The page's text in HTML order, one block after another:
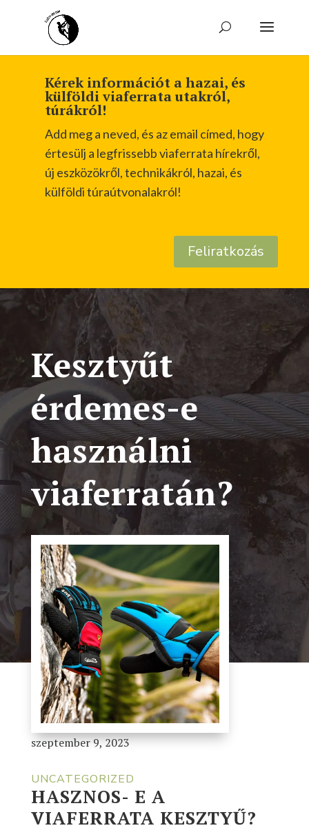
Kérek információt a hazai, és
külföldi viaferrata utakról,
túrákról!
Add meg a neved, és az email címed, hogy
értesülj a legfrissebb viaferrata hírekről,
új eszközökről, technikákról, hazai, és
külföldi túraútvonalakról!
Feliratkozás
Kesztyűt
érdemes-e
használni
viaferratán?
szeptember 9, 2023
UNCATEGORIZED
HASZNOS- E A
VIAFERRATA KESZTYŰ?